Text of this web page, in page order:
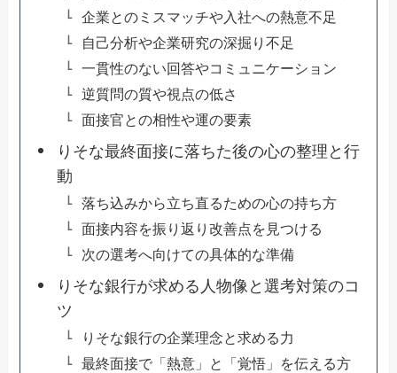
企業とのミスマッチや入社への熱意不足
自己分析や企業研究の深掘り不足
一貫性のない回答やコミュニケーション
逆質問の質や視点の低さ
面接官との相性や運の要素
りそな最終面接に落ちた後の心の整理と行
動
落ち込みから立ち直るための心の持ち方
面接内容を振り返り改善点を見つける
次の選考へ向けての具体的な準備
りそな銀行が求める人物像と選考対策のコ
ツ
りそな銀行の企業理念と求める力
最終面接で「熱意」と「覚悟」を伝える方